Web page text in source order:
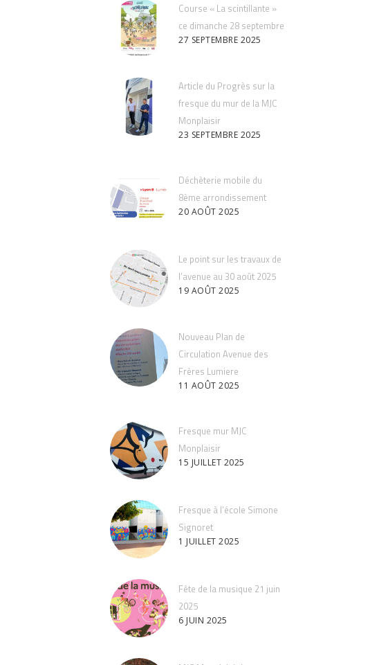
Course « La scintillante »
ce dimanche 28 septembre
27 SEPTEMBRE 2025
Article du Progrès sur la
fresque du mur de la MJC
Monplaisir
23 SEPTEMBRE 2025
Déchèterie mobile du
8ème arrondissement
20 AOÛT 2025
Le point sur les travaux de
l’avenue au 30 août 2025
19 AOÛT 2025
Nouveau Plan de
Circulation Avenue des
Frères Lumiere
11 AOÛT 2025
Fresque mur MJC
Monplaisir
15 JUILLET 2025
Fresque à l’école Simone
Signoret
1 JUILLET 2025
Fête de la musique 21 juin
2025
6 JUIN 2025